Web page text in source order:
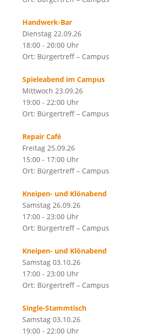
Handwerk-Bar
Dienstag 22.09.26
18:00 - 20:00 Uhr
Ort: Bürgertreff – Campus
Spieleabend im Campus
Mittwoch 23.09.26
19:00 - 22:00 Uhr
Ort: Bürgertreff – Campus
Repair Café
Freitag 25.09.26
15:00 - 17:00 Uhr
Ort: Bürgertreff – Campus
Kneipen- und Klönabend
Samstag 26.09.26
17:00 - 23:00 Uhr
Ort: Bürgertreff – Campus
Kneipen- und Klönabend
Samstag 03.10.26
17:00 - 23:00 Uhr
Ort: Bürgertreff – Campus
Single-Stammtisch
Samstag 03.10.26
19:00 - 22:00 Uhr